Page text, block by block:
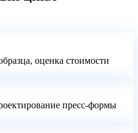
оценка стоимости
пресс-формы